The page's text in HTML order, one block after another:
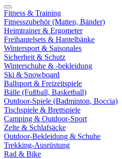
Fitness & Training
Fitnesszubehör (Matten, Bänder)
Heimtrainer & Ergometer
Freihantelsets & Hantelbänke
Wintersport & Saisonales
Sicherheit & Schutz
Winterschuhe & -bekleidung
Ski & Snowboard
Ballsport & Freizeitspiele
Bälle (Fußball, Basketball)
Outdoor-Spiele (Badminton, Boccia)
Tischspiele & Brettspiele
Camping & Outdoor-Sport
Zelte & Schlafsäcke
Outdoor-Bekleidung & Schuhe
Trekking-Ausrüstung
Rad & Bike